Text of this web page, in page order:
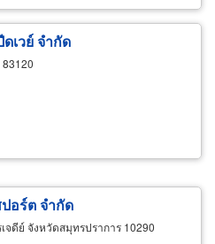
เวย์ จำกัด
อร์ต จำกัด
ดีย์ จังหวัดสมุทรปราการ 10290